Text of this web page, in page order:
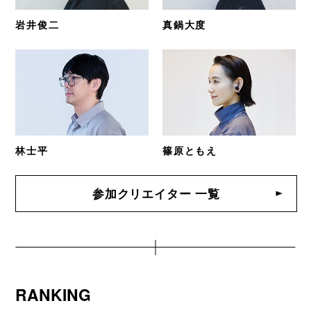
岩井俊二 真鍋大度
林士平 篠原ともえ
参加クリエイター 一覧
RANKING